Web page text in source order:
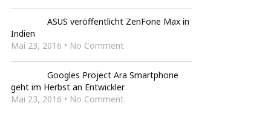
ASUS veröffentlicht ZenFone Max in
Indien
Mai 23, 2016 • No Comment
Googles Project Ara Smartphone
geht im Herbst an Entwickler
Mai 23, 2016 • No Comment